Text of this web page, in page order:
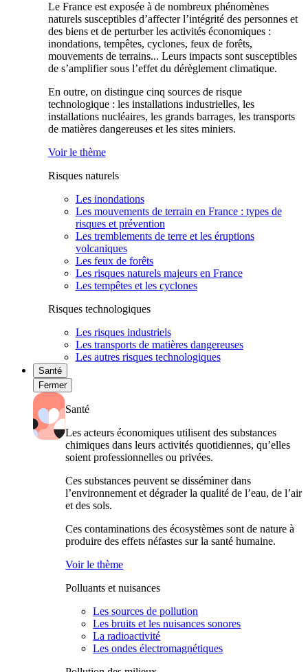
Le France est exposée à de nombreux phénomènes
naturels susceptibles d’affecter l’intégrité des personnes et
des biens et de perturber les activités économiques :
inondations, tempêtes, cyclones, feux de forêts,
mouvements de terrains... Leurs impacts sont susceptibles
de s’amplifier sous l’effet du dérèglement climatique.
En outre, on distingue cinq sources de risque
technologique : les installations industrielles, les
installations nucléaires, les grands barrages, les transports
de matières dangereuses et les sites miniers.
Voir le thème
Risques naturels
Les inondations
Les mouvements de terrain en France : types de
risques et prévention
Les tremblements de terre et les éruptions
volcaniques
Les feux de forêts
Les risques naturels majeurs en France
Les tempêtes et les cyclones
Risques technologiques
Les risques industriels
Les transports de matières dangereuses
Les autres risques technologiques
Santé
Fermer
Santé
Les acteurs économiques utilisent des substances
chimiques dans leurs activités quotidiennes, qu’elles
soient professionnelles ou privées.
Ces substances peuvent se disséminer dans
l’environnement et dégrader la qualité de l’eau, de l’air
et des sols.
Ces contaminations des écosystèmes sont de nature à
produire des effets néfastes sur la santé humaine.
Voir le thème
Polluants et nuisances
Les sources de pollution
Les bruits et les nuisances sonores
La radioactivité
Les ondes électromagnétiques